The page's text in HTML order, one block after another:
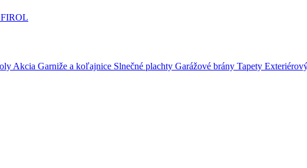
Akcia Garniže a koľajnice Slnečné plachty Garážové brány Tapety